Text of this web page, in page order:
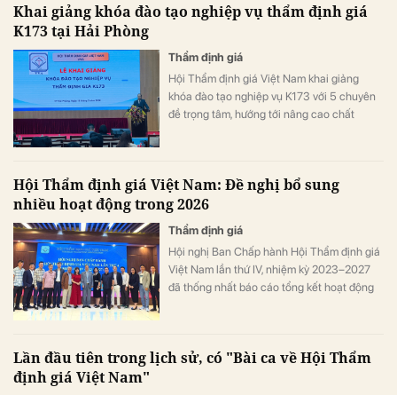
Khai giảng khóa đào tạo nghiệp vụ thẩm định giá
K173 tại Hải Phòng
Thẩm định giá
Hội Thẩm định giá Việt Nam khai giảng
khóa đào tạo nghiệp vụ K173 với 5 chuyên
đề trọng tâm, hướng tới nâng cao chất
Hội Thẩm định giá Việt Nam: Đề nghị bổ sung
nhiều hoạt động trong 2026
Thẩm định giá
Hội nghị Ban Chấp hành Hội Thẩm định giá
Việt Nam lần thứ IV, nhiệm kỳ 2023–2027
đã thống nhất báo cáo tổng kết hoạt động
Lần đầu tiên trong lịch sử, có "Bài ca về Hội Thẩm
định giá Việt Nam"